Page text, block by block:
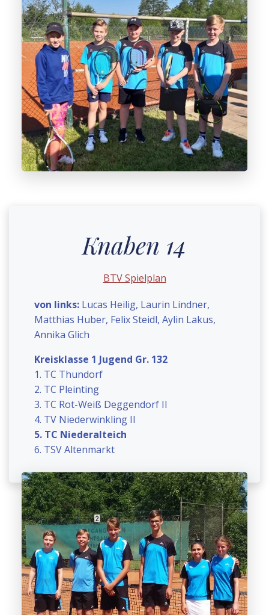
Knaben 14
BTV Spielplan
von links:Lucas Heilig, Laurin Lindner,
Matthias Huber, Felix Steidl, Aylin Lakus,
Annika Glich
Kreisklasse 1 Jugend Gr. 132
1. TC Thundorf
2. TC Pleinting
3. TC Rot-Weiß Deggendorf II
4. TV Niederwinkling II
5. TC Niederalteich
6. TSV Altenmarkt